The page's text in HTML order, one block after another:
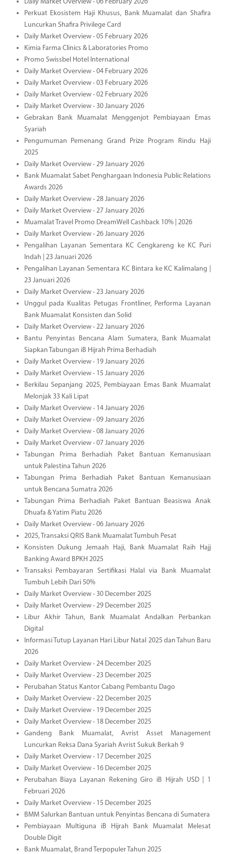
Daily Market Overview - 06 February 2026
Perkuat Ekosistem Haji Khusus, Bank Muamalat dan Shafira
Luncurkan Shafira Privilege Card
Daily Market Overview - 05 February 2026
Kimia Farma Clinics & Laboratories Promo
Promo Swissbel Hotel International
Daily Market Overview - 04 February 2026
Daily Market Overview - 03 February 2026
Daily Market Overview - 02 February 2026
Daily Market Overview - 30 January 2026
Gebrakan Bank Muamalat Menggenjot Pembiayaan Emas
Syariah
Pengumuman Pemenang Grand Prize Program Rindu Haji
2025
Daily Market Overview - 29 January 2026
Bank Muamalat Sabet Penghargaan Indonesia Public Relations
Awards 2026
Daily Market Overview - 28 January 2026
Daily Market Overview - 27 January 2026
Muamalat Travel Promo DreamWell Cashback 10% | 2026
Daily Market Overview - 26 January 2026
Pengalihan Layanan Sementara KC Cengkareng ke KC Puri
Indah | 23 Januari 2026
Pengalihan Layanan Sementara KC Bintara ke KC Kalimalang |
23 Januari 2026
Daily Market Overview - 23 January 2026
Unggul pada Kualitas Petugas Frontliner, Performa Layanan
Bank Muamalat Konsisten dan Solid
Daily Market Overview - 22 January 2026
Bantu Penyintas Bencana Alam Sumatera, Bank Muamalat
Siapkan Tabungan iB Hijrah Prima Berhadiah
Daily Market Overview - 19 January 2026
Daily Market Overview - 15 January 2026
Berkilau Sepanjang 2025, Pembiayaan Emas Bank Muamalat
Melonjak 33 Kali Lipat
Daily Market Overview - 14 January 2026
Daily Market Overview - 09 January 2026
Daily Market Overview - 08 January 2026
Daily Market Overview - 07 January 2026
Tabungan Prima Berhadiah Paket Bantuan Kemanusiaan
untuk Palestina Tahun 2026
Tabungan Prima Berhadiah Paket Bantuan Kemanusiaan
untuk Bencana Sumatra 2026
Tabungan Prima Berhadiah Paket Bantuan Beasiswa Anak
Dhuafa & Yatim Piatu 2026
Daily Market Overview - 06 January 2026
2025, Transaksi QRIS Bank Muamalat Tumbuh Pesat
Konsisten Dukung Jemaah Haji, Bank Muamalat Raih Hajj
Banking Award BPKH 2025
Transaksi Pembayaran Sertifikasi Halal via Bank Muamalat
Tumbuh Lebih Dari 50%
Daily Market Overview - 30 December 2025
Daily Market Overview - 29 December 2025
Libur Akhir Tahun, Bank Muamalat Andalkan Perbankan
Digital
Informasi Tutup Layanan Hari Libur Natal 2025 dan Tahun Baru
2026
Daily Market Overview - 24 December 2025
Daily Market Overview - 23 December 2025
Perubahan Status Kantor Cabang Pembantu Dago
Daily Market Overview - 22 December 2025
Daily Market Overview - 19 December 2025
Daily Market Overview - 18 December 2025
Gandeng Bank Muamalat, Avrist Asset Management
Luncurkan Reksa Dana Syariah Avrist Sukuk Berkah 9
Daily Market Overview - 17 December 2025
Daily Market Overview - 16 December 2025
Perubahan Biaya Layanan Rekening Giro iB Hijrah USD | 1
Februari 2026
Daily Market Overview - 15 December 2025
BMM Salurkan Bantuan untuk Penyintas Bencana di Sumatera
Pembiayaan Multiguna iB Hijrah Bank Muamalat Melesat
Double Digit
Bank Muamalat, Brand Terpopuler Tahun 2025